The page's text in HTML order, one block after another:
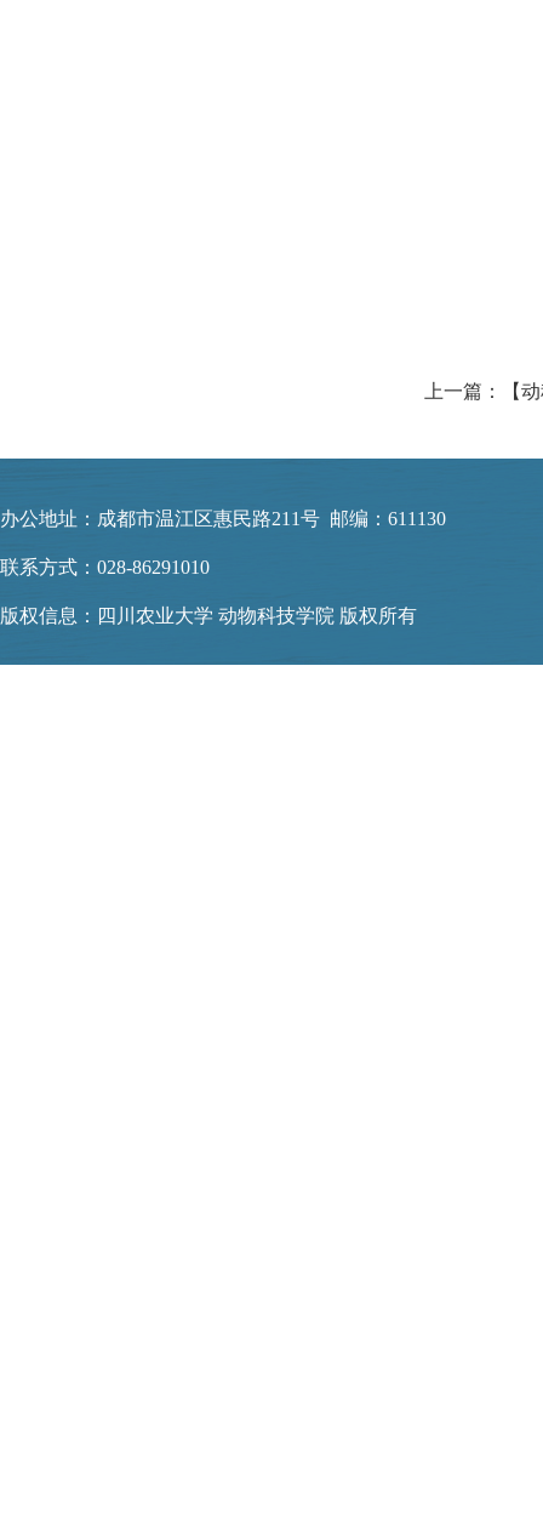
上一篇：【
办公地址：成都市温江区惠民路211号 邮编：611130
联系方式：028-86291010
版权信息：四川农业大学 动物科技学院 版权所有